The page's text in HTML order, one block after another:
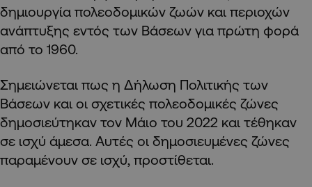
δημιουργία πολεοδομικών ζωών και περιοχών
ανάπτυξης εντός των Βάσεων για πρώτη φορά
από το 1960.
Σημειώνεται πως η Δήλωση Πολιτικής των
Βάσεων και οι σχετικές πολεοδομικές ζώνες
δημοσιεύτηκαν τον Μάιο του 2022 και τέθηκαν
σε ισχύ άμεσα. Αυτές οι δημοσιευμένες ζώνες
παραμένουν σε ισχύ, προστίθεται.